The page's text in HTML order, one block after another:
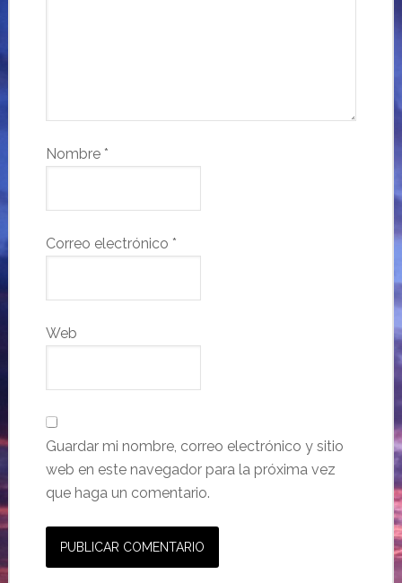
Nombre *
Correo electrónico *
Web
Guardar mi nombre, correo electrónico y sitio
web en este navegador para la próxima vez
que haga un comentario.